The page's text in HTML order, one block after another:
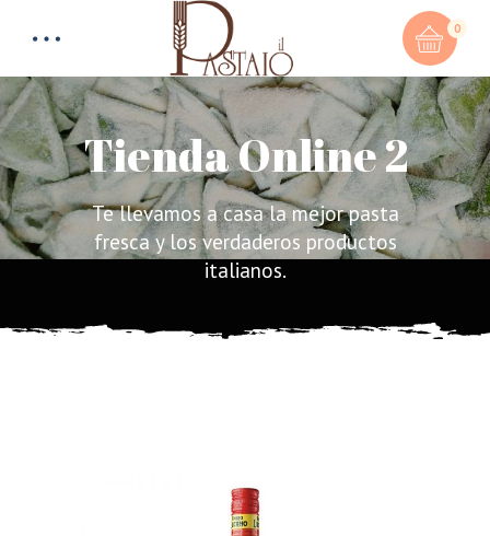
0
Total: 0,00€
Tienda Online 2
Te llevamos a casa la mejor pasta
fresca y los verdaderos productos
italianos.